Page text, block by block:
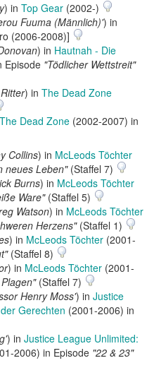
) in Top Gear (2002-)
Fuuma (Männlich)') in
(2006-2008)]
) in Hautnah - Die
Episode "Tödlicher Wettstreit"
) in The Dead Zone
The Dead Zone (2002-2007) in
Collins) in McLeods Töchter
neues Leben"(Staffel 7)
Burns) in McLeods Töchter
Ware"(Staffel 5)
Watson) in McLeods Töchter
Herzens"(Staffel 1)
) in McLeods Töchter (2001-
(Staffel 8)
) in McLeods Töchter (2001-
(Staffel 7)
Henry Moss') in Justice
Gerechten (2001-2006) in
) in Justice League Unlimited:
2006) in Episode "22 & 23"